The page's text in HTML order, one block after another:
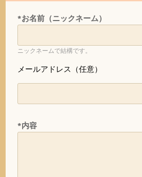
*お名前（ニックネーム）
ニックネームで結構です。
メールアドレス（任意）
*内容